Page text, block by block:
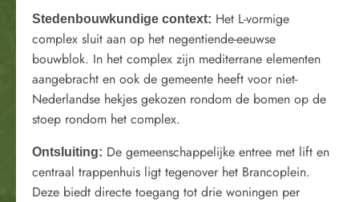
Stedenbouwkundige context: Het L-vormige
complex sluit aan op het negentiende-eeuwse
bouwblok. In het complex zijn mediterrane elementen
aangebracht en ook de gemeente heeft voor niet-
Nederlandse hekjes gekozen rondom de bomen op de
stoep rondom het complex.
Ontsluiting: De gemeenschappelijke entree met lift en
centraal trappenhuis ligt tegenover het Brancoplein.
Deze biedt directe toegang tot drie woningen per